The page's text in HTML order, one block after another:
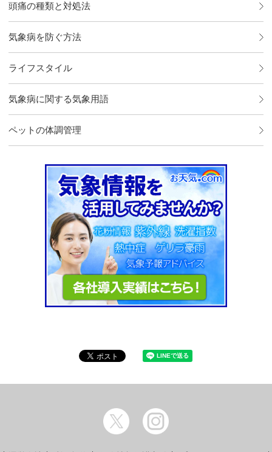
頭痛の種類と対処法
気象病を防ぐ方法
ライフスタイル
気象病に関する気象用語
ペットの体調管理